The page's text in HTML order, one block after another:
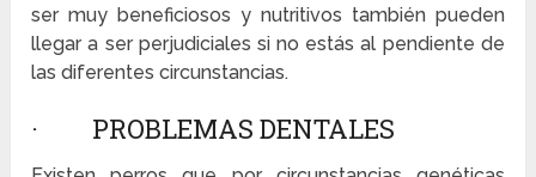
ser muy beneficiosos y nutritivos también pueden
llegar a ser perjudiciales si no estás al pendiente de
las diferentes circunstancias.
· PROBLEMAS DENTALES